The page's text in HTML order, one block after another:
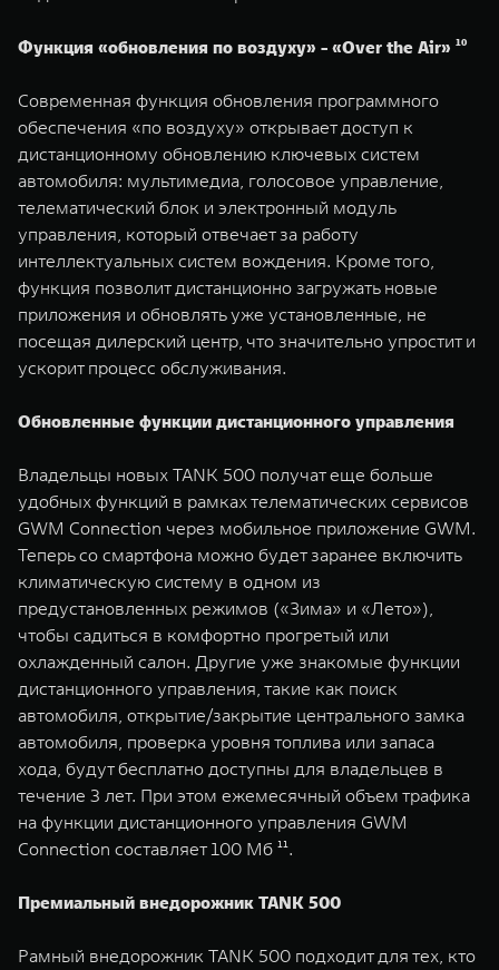
Функция «обновления по воздуху» - «Over the Air» ¹⁰
Современная функция обновления программного
обеспечения «по воздуху» открывает доступ к
дистанционному обновлению ключевых систем
автомобиля: мультимедиа, голосовое управление,
телематический блок и электронный модуль
управления, который отвечает за работу
интеллектуальных систем вождения. Кроме того,
функция позволит дистанционно загружать новые
приложения и обновлять уже установленные, не
посещая дилерский центр, что значительно упростит и
ускорит процесс обслуживания.
Обновленные функции дистанционного управления
Владельцы новых TANK 500 получат еще больше
удобных функций в рамках телематических сервисов
GWM Connection через мобильное приложение GWM.
Теперь со смартфона можно будет заранее включить
климатическую систему в одном из
предустановленных режимов («Зима» и «Лето»),
чтобы садиться в комфортно прогретый или
охлажденный салон. Другие уже знакомые функции
дистанционного управления, такие как поиск
автомобиля, открытие/закрытие центрального замка
автомобиля, проверка уровня топлива или запаса
хода, будут бесплатно доступны для владельцев в
течение 3 лет. При этом ежемесячный объем трафика
на функции дистанционного управления GWM
Connection составляет 100 Мб ¹¹.
Премиальный внедорожник TANK 500
Рамный внедорожник TANK 500 подходит для тех, кто